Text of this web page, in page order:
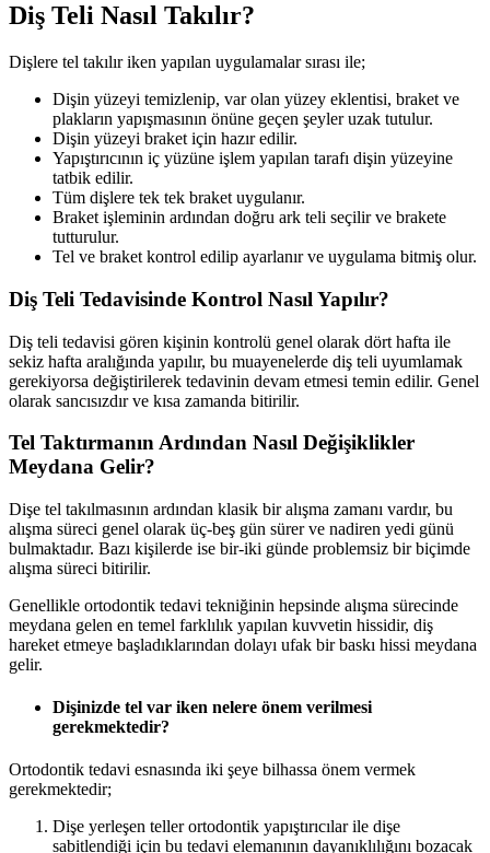
Diş Teli Nasıl Takılır?
Dişlere tel takılır iken yapılan uygulamalar sırası ile;
Dişin yüzeyi temizlenip, var olan yüzey eklentisi, braket ve
plakların yapışmasının önüne geçen şeyler uzak tutulur.
Dişin yüzeyi braket için hazır edilir.
Yapıştırıcının iç yüzüne işlem yapılan tarafı dişin yüzeyine
tatbik edilir.
Tüm dişlere tek tek braket uygulanır.
Braket işleminin ardından doğru ark teli seçilir ve brakete
tutturulur.
Tel ve braket kontrol edilip ayarlanır ve uygulama bitmiş olur.
Diş Teli Tedavisinde Kontrol Nasıl Yapılır?
Diş teli tedavisi gören kişinin kontrolü genel olarak dört hafta ile
sekiz hafta aralığında yapılır, bu muayenelerde diş teli uyumlamak
gerekiyorsa değiştirilerek tedavinin devam etmesi temin edilir. Genel
olarak sancısızdır ve kısa zamanda bitirilir.
Tel Taktırmanın Ardından Nasıl Değişiklikler
Meydana Gelir?
Dişe tel takılmasının ardından klasik bir alışma zamanı vardır, bu
alışma süreci genel olarak üç-beş gün sürer ve nadiren yedi günü
bulmaktadır. Bazı kişilerde ise bir-iki günde problemsiz bir biçimde
alışma süreci bitirilir.
Genellikle ortodontik tedavi tekniğinin hepsinde alışma sürecinde
meydana gelen en temel farklılık yapılan kuvvetin hissidir, diş
hareket etmeye başladıklarından dolayı ufak bir baskı hissi meydana
gelir.
Dişinizde tel var iken nelere önem verilmesi
gerekmektedir?
Ortodontik tedavi esnasında iki şeye bilhassa önem vermek
gerekmektedir;
Dişe yerleşen teller ortodontik yapıştırıcılar ile dişe
sabitlendiği için bu tedavi elemanının dayanıklılığını bozacak